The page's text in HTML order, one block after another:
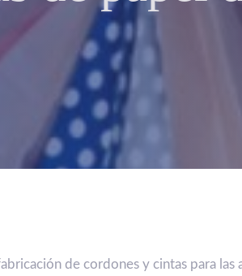
de cordones y cintas para las